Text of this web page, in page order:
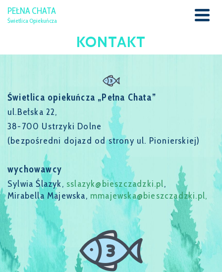
PEŁNA CHATA
Świetlica Opiekuńcza
KONTAKT
Świetlica opiekuńcza „Pełna Chata”
ul.Bełska 22,
38-700 Ustrzyki Dolne
(bezpośredni dojazd od strony ul. Pionierskiej)
wychowawcy
Sylwia Ślazyk, sslazyk@bieszczadzki.pl,
Mirabella Majewska, mmajewska@bieszczadzki.pl,